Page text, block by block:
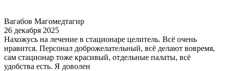
Вагабов Магомедтагир
26 декабря 2025
Нахожусь на лечение в стационаре целитель. Всё очень
нравится. Персонал доброжелательный, всё делают вовремя,
сам стационар тоже красивый, отдельные палаты, всё
удобства есть. Я доволен